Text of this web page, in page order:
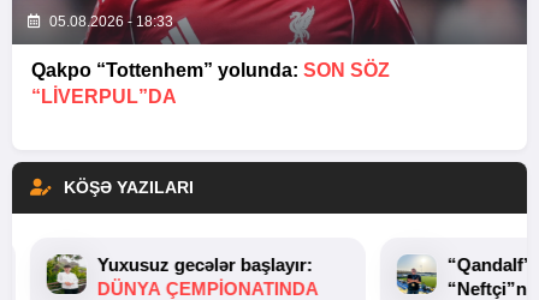
05.08.2026 - 18:33
Qakpo “Tottenhem” yolunda: SON SÖZ
“LIVERPUL”DA
KÖŞƏ YAZILARI
Yuxusuz gecələr başlayır:
DÜNYA ÇEMPIONATINDA